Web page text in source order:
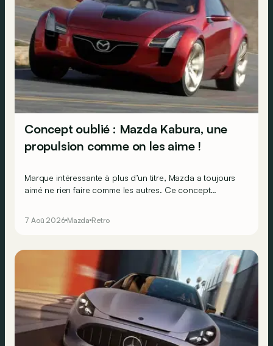
Concept oublié : Mazda Kabura, une
propulsion comme on les aime !
Marque intéressante à plus d’un titre, Mazda a toujours
aimé ne rien faire comme les autres. Ce concept
7 Aoû 2026 Mazda Retro